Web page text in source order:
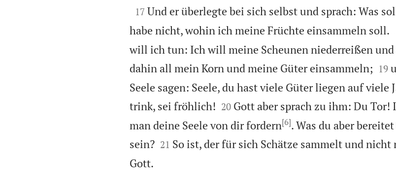

17 Und er überlegte bei sich selbst und sprach: Was
habe nicht, wohin ich meine Früchte einsammeln soll.
will ich tun: Ich will meine Scheunen niederreißen
dahin all mein Korn und meine Güter einsammeln;
19
Seele sagen: Seele, du hast viele Güter liegen auf viele
trink, sei fröhlich!
20 Gott aber sprach zu ihm: Du Tor!
man deine Seele von dir fordern[6]. Was du aber
sein?
21 So ist, der für sich Schätze sammelt und
Gott.